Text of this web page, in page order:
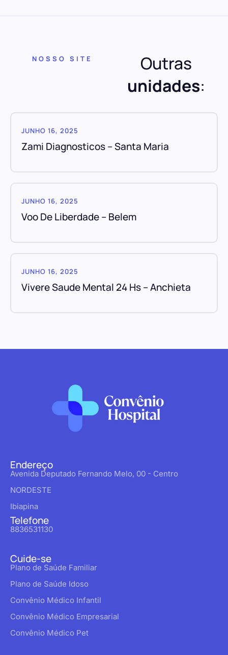
NOSSO SITE
Outras
unidades:
JUNHO 16, 2025
Zami Diagnosticos – Santa Maria
JUNHO 16, 2025
Voo De Liberdade – Belem
JUNHO 16, 2025
Vivere Saude Mental 24 Hs – Anchieta
Endereço
Avenida Deputado Fernando Melo, 00 - Centro
NORDESTE
Ibiapina
Telefone
8836531130
Cuide-se
Plano de Saúde Familiar
Plano de Saúde Idoso
Convênio Médico Infantil
Convênio Médico Empresarial
Convênio Médico Pet